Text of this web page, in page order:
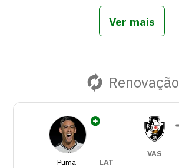
Ver mais
Renovação
Puma
LAT
VAS